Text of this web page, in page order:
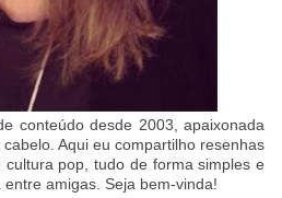
conteúdo desde 2003, apaixonada
Aqui eu compartilho resenhas
pop, tudo de forma simples e
amigas. Seja bem-vinda!